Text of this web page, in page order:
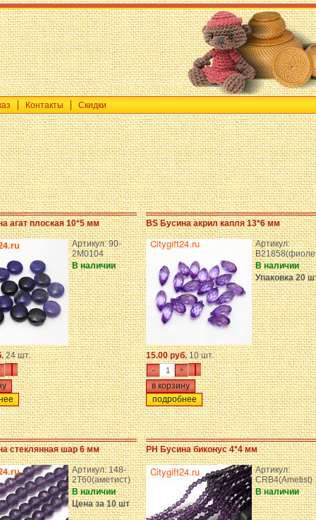
Контакты Скидки
агат плоская 10*5 мм
Артикул: 90-
2M0104
В наличии
24 шт.
BS Бусина акрил капля 13*6 мм
Артикул:
В наличии
Упаковка 20
15.00 руб.10 шт.
- +
подробнее
стеклянная шар 6 мм
Артикул: 148-
2T60(аметист)
В наличии
Цена за 10 шт
PH Бусина биконус 4*4 мм
Артикул:
CRB4(Ametist)
В наличии